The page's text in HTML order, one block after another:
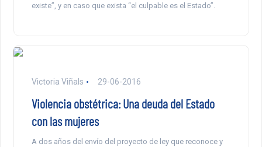
existe”, y en caso que exista “el culpable es el Estado”.
Victoria Viñals 29-06-2016
Violencia obstétrica: Una deuda del Estado
con las mujeres
A dos años del envío del proyecto de ley que reconoce y